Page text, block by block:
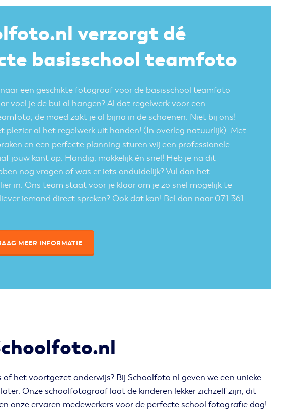
verzorgt dé
basisschool teamfoto
een geschikte fotograaf voor de basisschool teamfoto
voel je de bui al hangen? Al dat regelwerk voor een
de moed zakt je al bijna in de schoenen. Niet bij ons!
plezier al het regelwerk uit handen! (In overleg natuurlijk). Met
en een perfecte planning sturen wij een professionele
jouw kant op. Handig, makkelijk én snel! Heb je na dit
nog vragen of was er iets onduidelijk? Vul dan het
in. Ons team staat voor je klaar om je zo snel mogelijk te
iemand direct spreken? Ook dat kan! Bel dan naar 071 361
MEER INFORMATIE
het voortgezet onderwijs? Bij Schoolfoto.nl geven we een unieke
Onze schoolfotograaf laat de kinderen lekker zichzelf zijn, dit
onze ervaren medewerkers voor de perfecte school fotografie dag!